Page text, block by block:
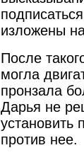
изложены
После
могла
пронзала
Дарья не
установить
против нее.